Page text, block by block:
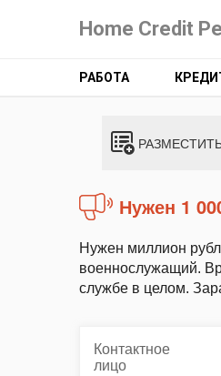
Home Credit
РАБОТА
Нужен 1
Нужен миллион
военнослужащий.
службе в целом.
Контактное
лицо